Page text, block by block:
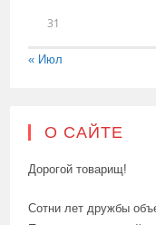
31
« Июл
О САЙТЕ
Дорогой товарищ!
Сотни лет дружбы